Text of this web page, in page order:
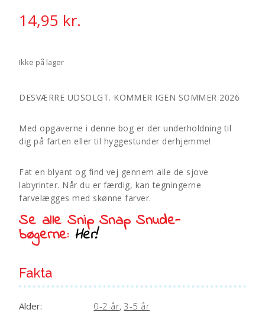
14,95 kr.
Ikke på lager
DESVÆRRE UDSOLGT. KOMMER IGEN SOMMER 2026
Med opgaverne i denne bog er der underholdning til
dig på farten eller til hyggestunder derhjemme!
Fat en blyant og find vej gennem alle de sjove
labyrinter. Når du er færdig, kan tegningerne
farvelægges med skønne farver.
Se alle Snip Snap Snude-
bøgerne: Her!
Fakta
Alder: 0-2 år,3-5 år